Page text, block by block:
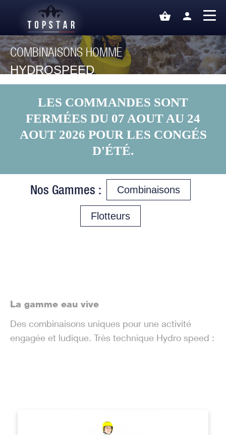
shopping_basket person
COMBINAISONS HOMME
HYDROSPEED
LES COMMANDES SONT
FERMÉES DU 07 AOUT AU 24
AOUT 2026 POUR LES CONGÉS
D'ÉTÉ.
La gamme eau vive
Des combinaisons uniques pour une activité
engagée et ludique. Très technique Hydro speed :
Nos Gammes : Combinaisons
Flotteurs